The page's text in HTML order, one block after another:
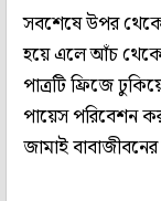
সবশেষে উপর
হয়ে এলে আঁচ থেকে
পাত্রটি ফ্রিজে
পায়েস পরিবেশন
জামাই